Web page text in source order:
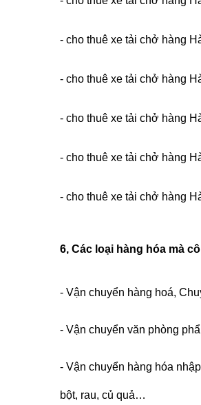
- cho thuê xe tải chở hàng
- cho thuê xe tải chở hàng
- cho thuê xe tải chở hàng
- cho thuê xe tải chở hàng
- cho thuê xe tải chở hàng
6, Các loại hàng hóa mà
- Vận chuyển hàng hoá,
- Vận chuyển văn phòng
- Vận chuyển hàng hóa
bột, rau, củ quả…